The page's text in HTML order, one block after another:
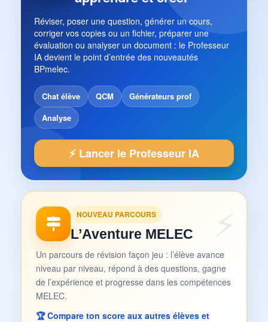
Réviser, poser une question, générer un cours,
corriger vos copies ou un fichier, préparer une
évaluation ou analyser un document : le Professeur
IA devient le point d’entrée des nouveautés
BPmelec.
Chat élève QCM
Générateurs prof
Analyse
⚡ Lancer le Professeur IA
NOUVEAU PARCOURS
L’Aventure MELEC
Un parcours de révision façon jeu : l’élève avance
niveau par niveau, répond à des questions, gagne
de l’expérience et progresse dans les compétences
MELEC.
🏆 Compare ton score aux autres élèves et